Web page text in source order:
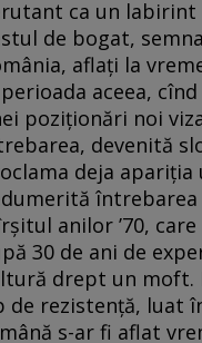
ca un labirint
de bogat,
aflaţi la
aceea,
poziţionări noi
devenită
deja
anilor ’70,
30 de ani de
drept un moft.
de rezistenţă, luat
s-ar fi aflat